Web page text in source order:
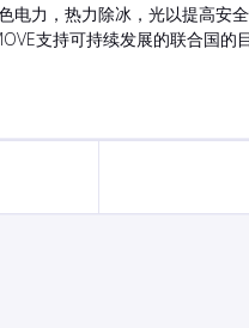
力，热力除冰，光以提高安全
支持可持续发展的联合国的